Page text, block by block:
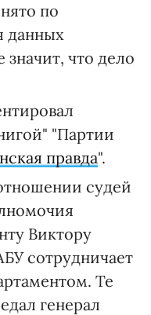
по
данных
значит, что дело
"Партии
правда".
судей
Виктору
сотрудничает
Те
генерал